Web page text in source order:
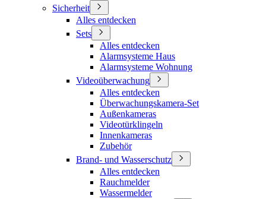
Sicherheit
Alles entdecken
Sets
Alles entdecken
Alarmsysteme Haus
Alarmsysteme Wohnung
Videoüberwachung
Alles entdecken
Überwachungskamera-Set
Außenkameras
Videotürklingeln
Innenkameras
Zubehör
Brand- und Wasserschutz
Alles entdecken
Rauchmelder
Wassermelder